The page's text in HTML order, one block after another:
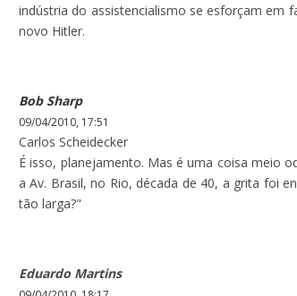
indústria do assistencialismo se esforçam em
novo Hitler.
Bob Sharp
09/04/2010, 17:51
Carlos Scheidecker
É isso, planejamento. Mas é uma coisa meio
a Av. Brasil, no Rio, década de 40, a grita foi
tão larga?"
Eduardo Martins